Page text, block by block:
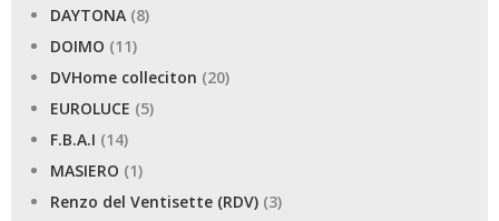
DAYTONA (8)
DOIMO (11)
DVHome colleciton (20)
EUROLUCE (5)
F.B.A.I (14)
MASIERO (1)
Renzo del Ventisette (RDV) (3)